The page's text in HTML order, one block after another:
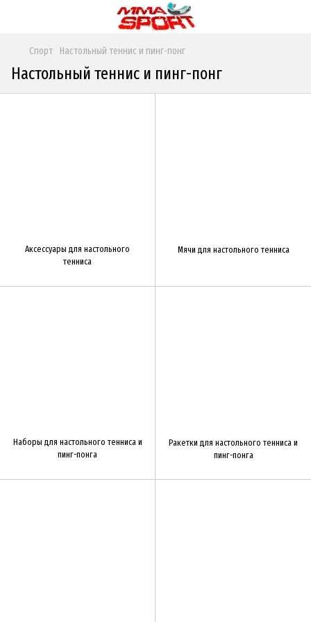
Спорт Настольный теннис и пинг-понг
Настольный теннис и пинг-понг
Аксессуары для настольного
тенниса
Мячи для настольного тенниса
Наборы для настольного тенниса и
пинг-понга
Ракетки для настольного тенниса и
пинг-понга